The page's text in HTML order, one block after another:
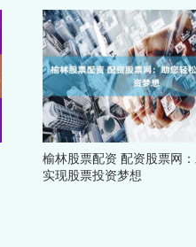
榆林股票配资 配资股票网
实现股票投资梦想